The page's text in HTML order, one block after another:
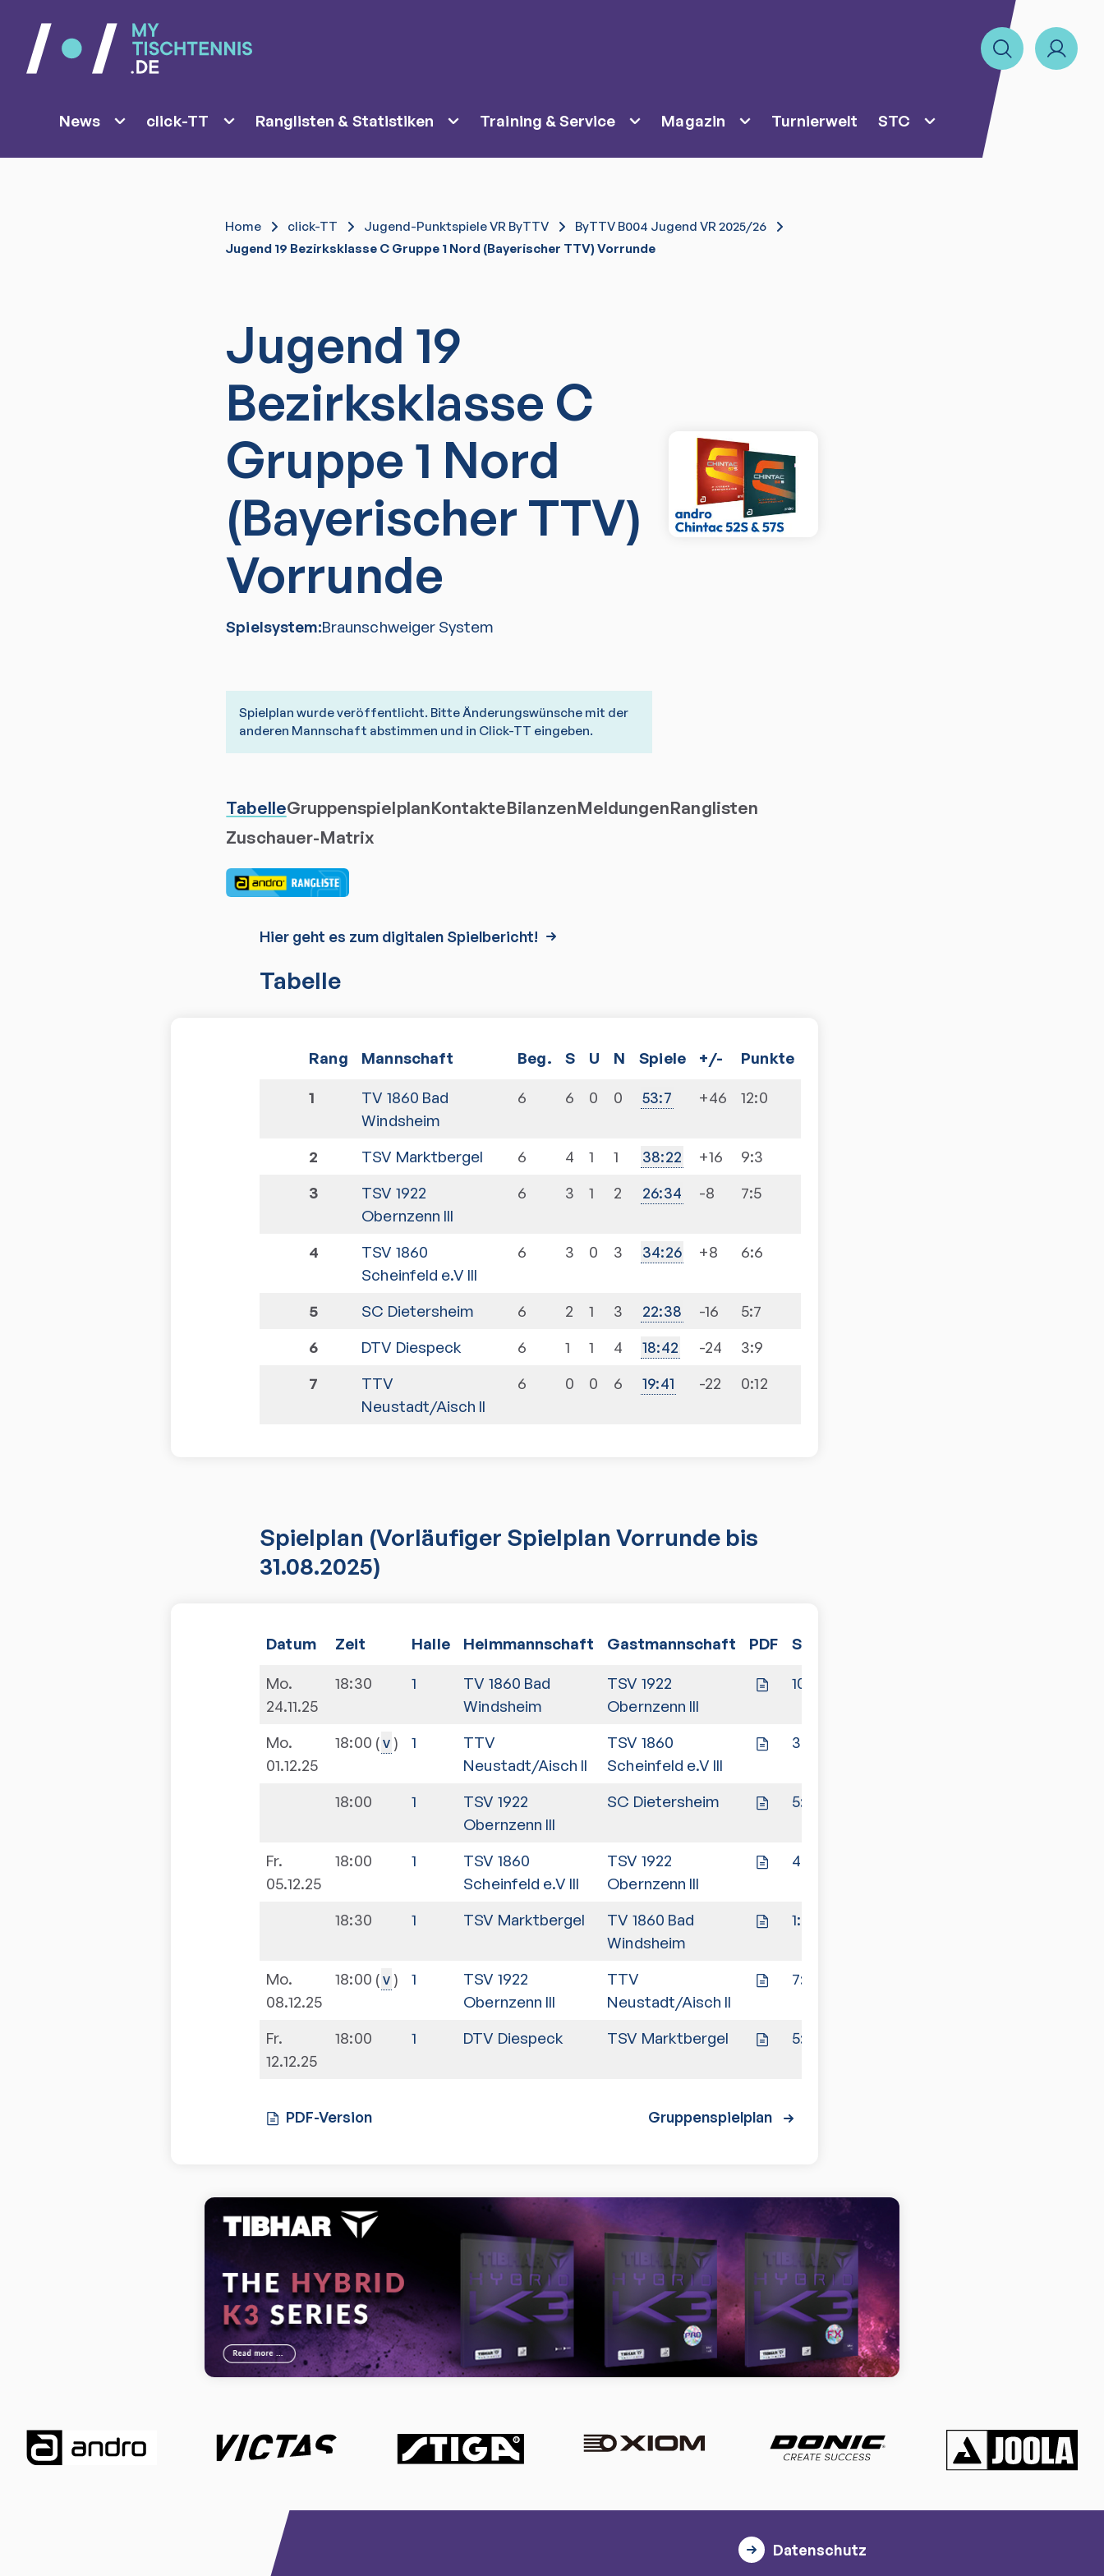
News click-TT Ranglisten & Statistiken Training & Service Magazin Turnierwelt STC
Home click-TT Jugend-Punktspiele VR ByTTV
ByTTV B004 Jugend VR 2025/26
Jugend 19 Bezirksklasse C Gruppe 1 Nord (Bayerischer TTV) Vorrunde
Jugend 19
Bezirksklasse C
Gruppe 1 Nord
(Bayerischer TTV)
Vorrunde
Spielsystem:Braunschweiger System
Spielplan wurde veröffentlicht. Bitte Änderungswünsche mit der
anderen Mannschaft abstimmen und in Click-TT eingeben.
TabelleGruppenspielplanKontakteBilanzenMeldungenRanglisten
Zuschauer-Matrix
Hier geht es zum digitalen Spielbericht!
Tabelle
Rang Mannschaft Beg. S U N Spiele +/- Punkte
1
TV 1860 Bad
Windsheim
6 6 0 0 53:7 +46 12:0
2 TSV Marktbergel 6 4 1 1 38:22 +16 9:3
3
TSV 1922
Obernzenn III
6 3 1 2 26:34 -8 7:5
4
TSV 1860
Scheinfeld e.V III
6 3 0 3 34:26 +8 6:6
5 SC Dietersheim 6 2 1 3 22:38 -16 5:7
6
DTV Diespeck 6 1 1 4 18:42 -24 3:9
7
TTV
Neustadt/Aisch II
6 0 0 6 19:41 -22 0:12
Spielplan (Vorläufiger Spielplan Vorrunde bis
31.08.2025)
Datum Zeit Halle Heimmannschaft Gastmannschaft PDF Spiele
Mo.
24.11.25
18:30 1
TV 1860 Bad
Windsheim
TSV 1922
Obernzenn III
10:0
Mo.
01.12.25
18:00 v 1
TTV
Neustadt/Aisch II
TSV 1860
Scheinfeld e.V III
3:7
18:00 1
TSV 1922
Obernzenn III
SC Dietersheim 5:5
Fr.
05.12.25
18:00 1
TSV 1860
Scheinfeld e.V III
TSV 1922
Obernzenn III
4:6
18:30 1 TSV Marktbergel
TV 1860 Bad
Windsheim
1:9
Mo.
08.12.25
18:00 v 1
TSV 1922
Obernzenn III
TTV
Neustadt/Aisch II
7:3
Fr.
12.12.25
18:00 1 DTV Diespeck TSV Marktbergel 5:5
PDF-Version Gruppenspielplan
Datenschutz